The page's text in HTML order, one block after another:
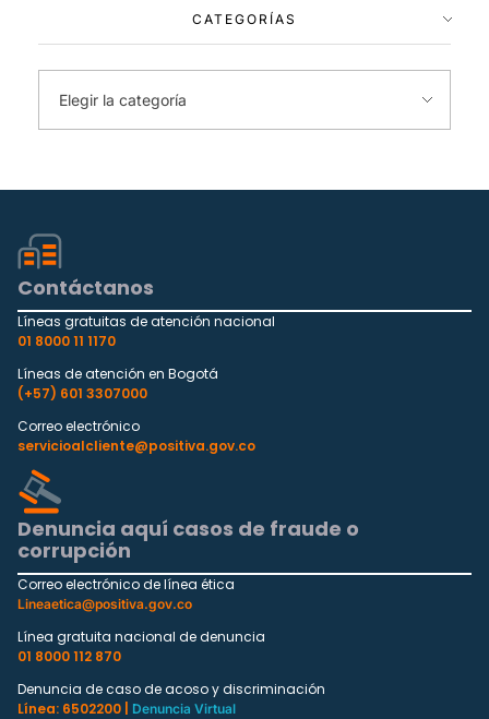
CATEGORÍAS
Contáctanos
Líneas gratuitas de atención nacional
01 8000 11 1170
Líneas de atención en Bogotá
(+57) 601 3307000
Correo electrónico
servicioalcliente@positiva.gov.co
Denuncia aquí casos de fraude o
corrupción
Correo electrónico de línea ética
Lineaetica@positiva.gov.co
Línea gratuita nacional de denuncia
01 8000 112 870
Denuncia de caso de acoso y discriminación
Línea: 6502200 |
Denuncia Virtual